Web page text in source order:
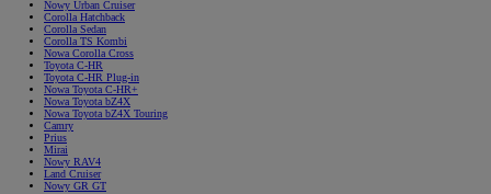
Nowy Urban Cruiser
Corolla Hatchback
Corolla Sedan
Corolla TS Kombi
Nowa Corolla Cross
Toyota C-HR
Toyota C-HR Plug-in
Nowa Toyota C-HR+
Nowa Toyota bZ4X
Nowa Toyota bZ4X Touring
Camry
Prius
Mirai
Nowy RAV4
Land Cruiser
Nowy GR GT